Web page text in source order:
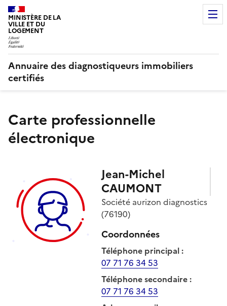
MINISTÈRE DE LA
VILLE ET DU
LOGEMENT
Annuaire des diagnostiqueurs immobiliers
certifiés
Carte professionnelle
électronique
Jean-Michel
CAUMONT
Société aurizon diagnostics
(76190)
Coordonnées
Téléphone principal:
07 71 76 34 53
Téléphone secondaire:
07 71 76 34 53